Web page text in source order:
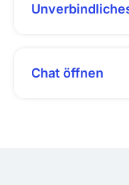
Chat öffnen